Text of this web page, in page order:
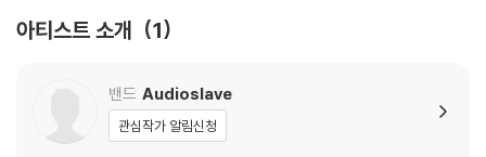
2) 재생 음역의 왜곡을 최소화 하고 반복 재생시에도 최대한 일관되게 유
블 스핀들에 맞지 않는 경우에는 전용 제품 등을 이용하여 센터 홀을 조정
하시면 해결됩니다.
3) 디스크에 미세한 잔 흠집이 남아있거나 인쇄 면이 깨끗하지 않은 경우
아티스트 소개 1
밴드 Audioslave
관심작가 알림신청